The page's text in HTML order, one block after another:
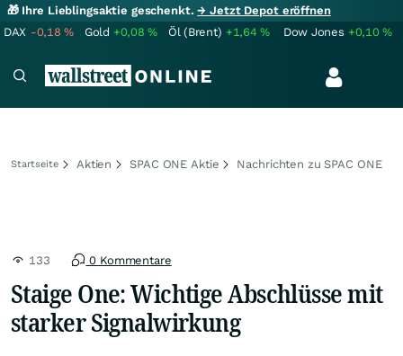
🎁 Ihre Lieblingsaktie geschenkt.→ Jetzt Depot eröffnen
DAX -0,18% Gold +0,08% Öl (Brent) +1,64% Dow Jones +0,10%
Startseite Aktien SPAC ONE Aktie Nachrichten zu SPAC ONE
133 0 Kommentare
Staige One: Wichtige Abschlüsse mit
starker Signalwirkung